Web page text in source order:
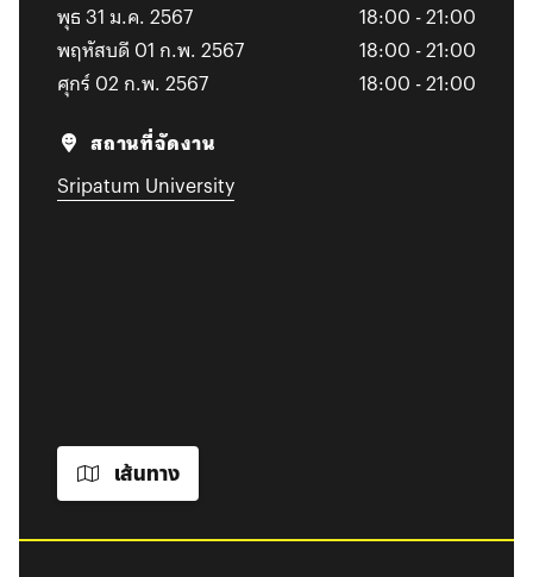
พุธ 31 ม.ค. 2567
18:00 - 21:00
พฤหัสบดี 01 ก.พ. 2567
18:00 - 21:00
ศุกร์ 02 ก.พ. 2567
18:00 - 21:00
สถานที่จัดงาน
Sripatum University
เส้นทาง